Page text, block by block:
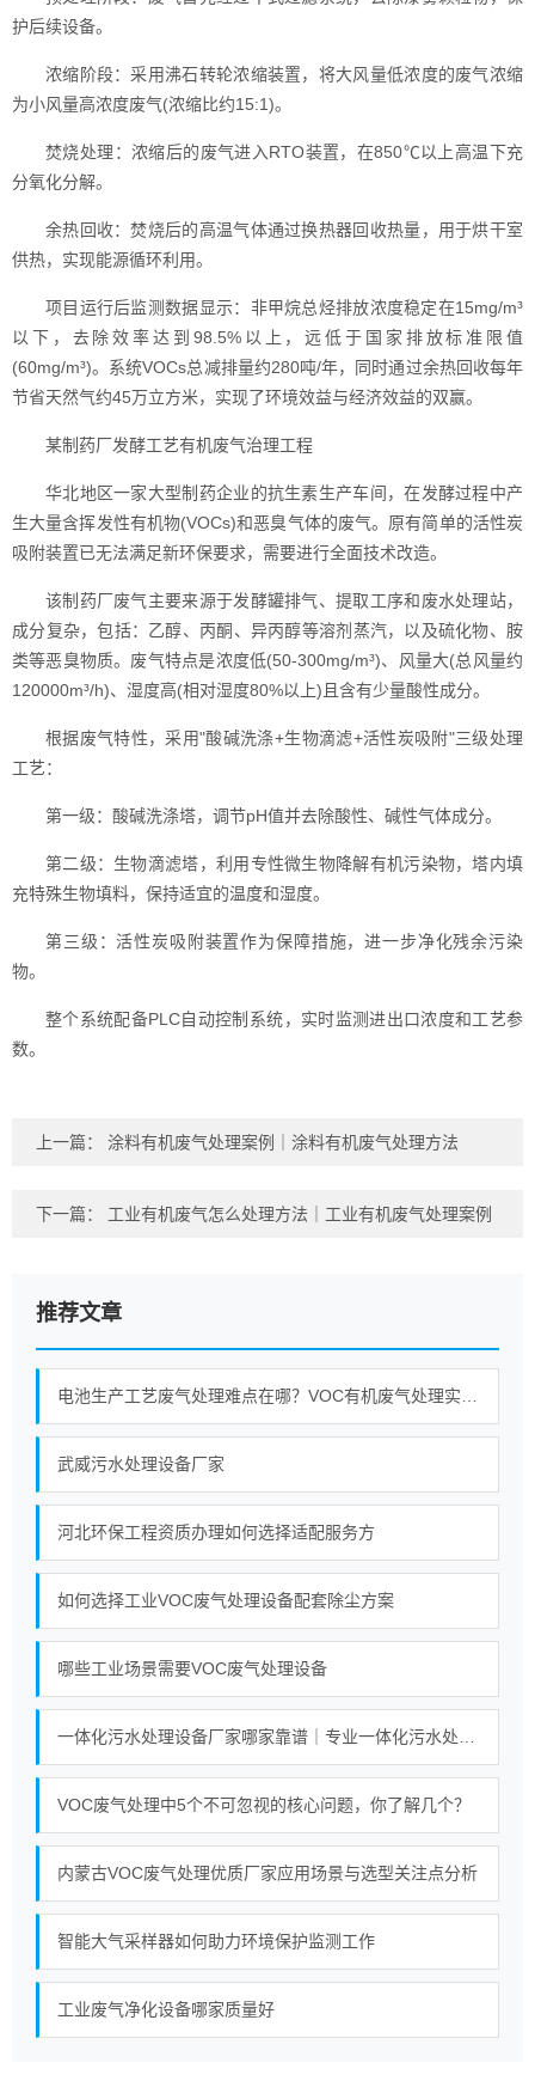
护后续设备。
浓缩阶段：采用沸石转轮浓缩装置，将大风量低浓度的废气浓缩
为小风量高浓度废气(浓缩比约15:1)。
焚烧处理：浓缩后的废气进入RTO装置，在850℃以上高温下充
分氧化分解。
余热回收：焚烧后的高温气体通过换热器回收热量，用于烘干室
供热，实现能源循环利用。
项目运行后监测数据显示：非甲烷总烃排放浓度稳定在15mg/m³
以下，去除效率达到98.5%以上，远低于国家排放标准限值
(60mg/m³)。系统VOCs总减排量约280吨/年，同时通过余热回收每年
节省天然气约45万立方米，实现了环境效益与经济效益的双赢。
某制药厂发酵工艺有机废气治理工程
华北地区一家大型制药企业的抗生素生产车间，在发酵过程中产
生大量含挥发性有机物(VOCs)和恶臭气体的废气。原有简单的活性炭
吸附装置已无法满足新环保要求，需要进行全面技术改造。
该制药厂废气主要来源于发酵罐排气、提取工序和废水处理站，
成分复杂，包括：乙醇、丙酮、异丙醇等溶剂蒸汽，以及硫化物、胺
类等恶臭物质。废气特点是浓度低(50-300mg/m³)、风量大(总风量约
120000m³/h)、湿度高(相对湿度80%以上)且含有少量酸性成分。
根据废气特性，采用"酸碱洗涤+生物滴滤+活性炭吸附"三级处理
工艺：
第一级：酸碱洗涤塔，调节pH值并去除酸性、碱性气体成分。
第二级：生物滴滤塔，利用专性微生物降解有机污染物，塔内填
充特殊生物填料，保持适宜的温度和湿度。
第三级：活性炭吸附装置作为保障措施，进一步净化残余污染
物。
整个系统配备PLC自动控制系统，实时监测进出口浓度和工艺参
数。
上一篇： 涂料有机废气处理案例｜涂料有机废气处理方法
下一篇： 工业有机废气怎么处理方法｜工业有机废气处理案例
推荐文章
武威污水处理设备厂家
河北环保工程资质办理如何选择适配服务方
如何选择工业VOC废气处理设备配套除尘方案
哪些工业场景需要VOC废气处理设备
VOC废气处理中5个不可忽视的核心问题，你了解几个？
内蒙古VOC废气处理优质厂家应用场景与选型关注点分析
智能大气采样器如何助力环境保护监测工作
工业废气净化设备哪家质量好